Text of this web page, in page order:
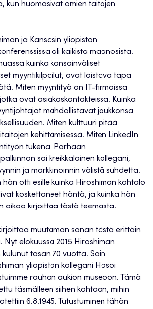
kun huomasivat omien taitojen
ja Kansasin yliopiston
oli kaikista maanosista.
kuinka kansainväliset
myyntikilpailut, ovat loistava tapa
Miten myyntityö on IT-firmoissa
ovat asiakaskontakteissa. Kuinka
mahdollistavat joukkonsa
Miten kulttuuri pitää
kehittämisessä. Miten LinkedIn
tukena. Parhaan
sai kreikkalainen kollegani,
ja markkinoinnin välistä suhdetta.
hän otti esille kuinka Hiroshiman kohtalo
koskettaneet häntä, ja kuinka hän
aikoo kirjoittaa tästä teemasta.
muutaman sanan tästä erittäin
Nyt elokuussa 2015 Hiroshiman
kulunut tasan 70 vuotta. Sain
yliopiston kollegani Hosoi
rauhan aukion museoon. Tämä
täsmälleen siihen kohtaan, mihin
6.8.1945. Tutustuminen tähän